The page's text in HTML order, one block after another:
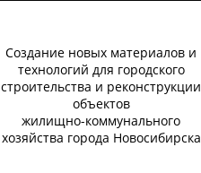
Создание новых материалов и
технологий для городского
строительства и реконструкции
объектов
жилищно-коммунального
хозяйства города Новосибирска